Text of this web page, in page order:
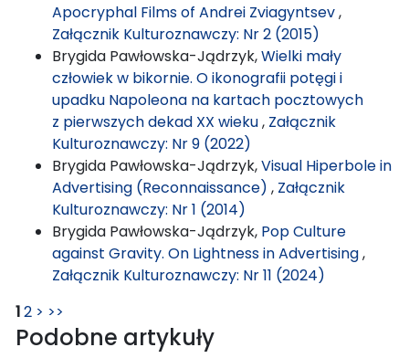
Apocryphal Films of Andrei Zviagyntsev,
Załącznik Kulturoznawczy: Nr 2 (2015)
Brygida Pawłowska-Jądrzyk,Wielki mały
człowiek w bikornie. O ikonografii potęgi i
upadku Napoleona na kartach pocztowych
z pierwszych dekad XX wieku, Załącznik
Kulturoznawczy: Nr 9 (2022)
Brygida Pawłowska-Jądrzyk,Visual Hiperbole in
Advertising (Reconnaissance) , Załącznik
Kulturoznawczy: Nr 1 (2014)
Brygida Pawłowska-Jądrzyk, Pop Culture
against Gravity. On Lightness in Advertising,
Załącznik Kulturoznawczy: Nr 11 (2024)
12 > >>
Podobne artykuły